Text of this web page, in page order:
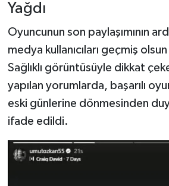
Yağdı
Oyuncunun son paylaşımının
medya kullanıcıları geçmiş
Sağlıklı görüntüsüyle dikkat
yapılan yorumlarda, başarılı
eski günlerine dönmesinden
ifade edildi.